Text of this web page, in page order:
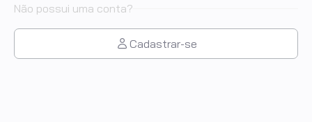
Não possui uma conta?
Cadastrar-se